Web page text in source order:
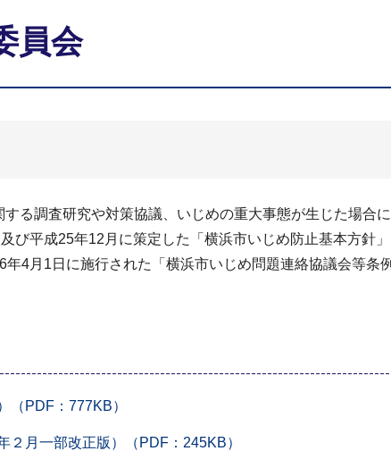
員会
る調査研究や対策協議、いじめの重大事態が生じた場合
び平成25年12月に策定した「横浜市いじめ防止基本方針
4月1日に施行された「横浜市いじめ問題連絡協議会等条
（PDF：777KB）
月一部改正版）（PDF：245KB）